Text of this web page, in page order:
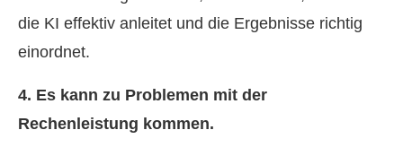
die KI effektiv anleitet und die Ergebnisse richtig
einordnet.
4. Es kann zu Problemen mit der
Rechenleistung kommen.